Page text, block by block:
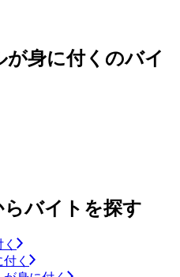
身に付くのバイ
らバイトを探す
く